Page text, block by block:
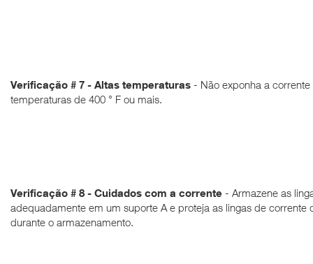
Verificação # 7 - Altas temperaturas - Não exponha a corrente
temperaturas de 400 ° F ou mais.
Verificação # 8 - Cuidados com a corrente - Armazene as
adequadamente em um suporte A e proteja as lingas de corrente
durante o armazenamento.